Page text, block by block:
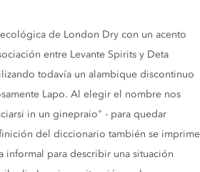
de London Dry con un acento
entre Levante Spirits y Deta
todavía un alambique discontinuo
Lapo. Al elegir el nombre nos
in un ginepraio" - para quedar
del diccionario también se imprime
informal para describir una situación